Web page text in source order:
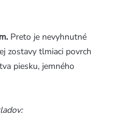
Preto je nevyhnutné
zostavy tlmiaci povrch
piesku, jemného